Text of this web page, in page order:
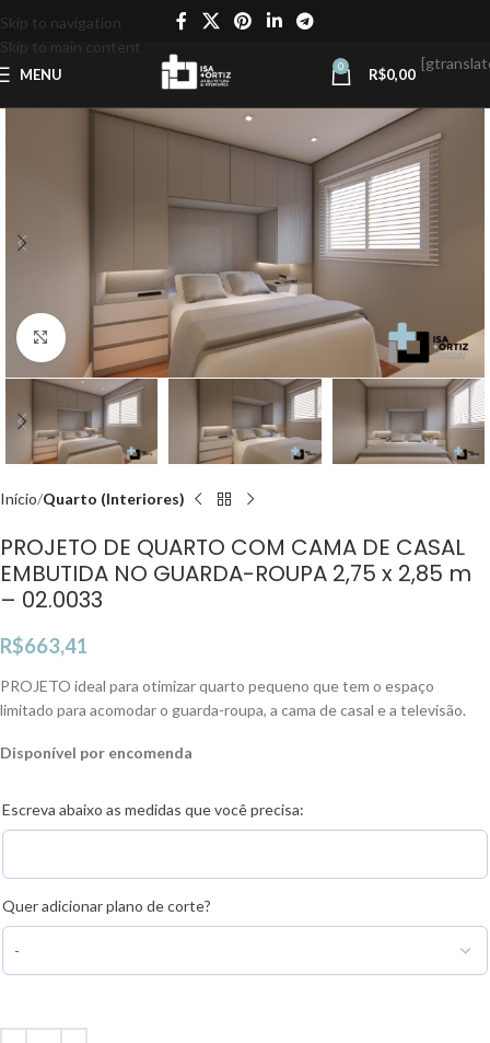
Skip to navigation
Skip to main content
MENU 0 R$0,00
Click to enlarge
Início Quarto (Interiores)
PROJETO DE QUARTO COM CAMA DE CASAL
EMBUTIDA NO GUARDA-ROUPA 2,75 x 2,85 m
– 02.0033
R$663,41
PROJETO ideal para otimizar quarto pequeno que tem o espaço
limitado para acomodar o guarda-roupa, a cama de casal e a televisão.
Disponível por encomenda
Escreva abaixo as medidas que você precisa:
Quer adicionar plano de corte?